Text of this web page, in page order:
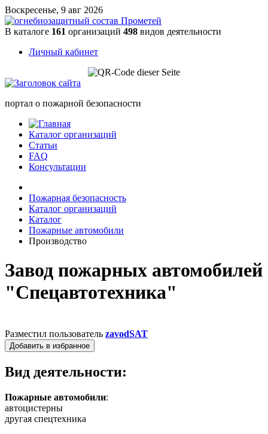
Воскресенье, 9 авг 2026
В каталоге 161 организаций 498 видов деятельности
Личный кабинет
портал о пожарной безопасности
Каталог организаций
Статьи
FAQ
Консультации
Пожарная безопасность
Каталог организаций
Каталог
Пожарные автомобили
Производство
Завод пожарных автомобилей
"Спецавтотехника"
Разместил пользователь zavodSAT
Добавить в избранное
Вид деятельности:
Пожарные автомобили:
автоцистерны
другая спецтехника